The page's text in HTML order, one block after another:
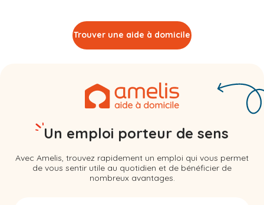
Trouver une aide à domicile
Un emploi porteur de sens
Avec Amelis, trouvez rapidement un emploi qui vous permet
de vous sentir utile au quotidien et de bénéficier de
nombreux avantages.